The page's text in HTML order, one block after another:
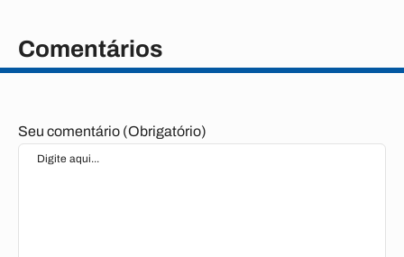
Comentários
Seu comentário (Obrigatório)